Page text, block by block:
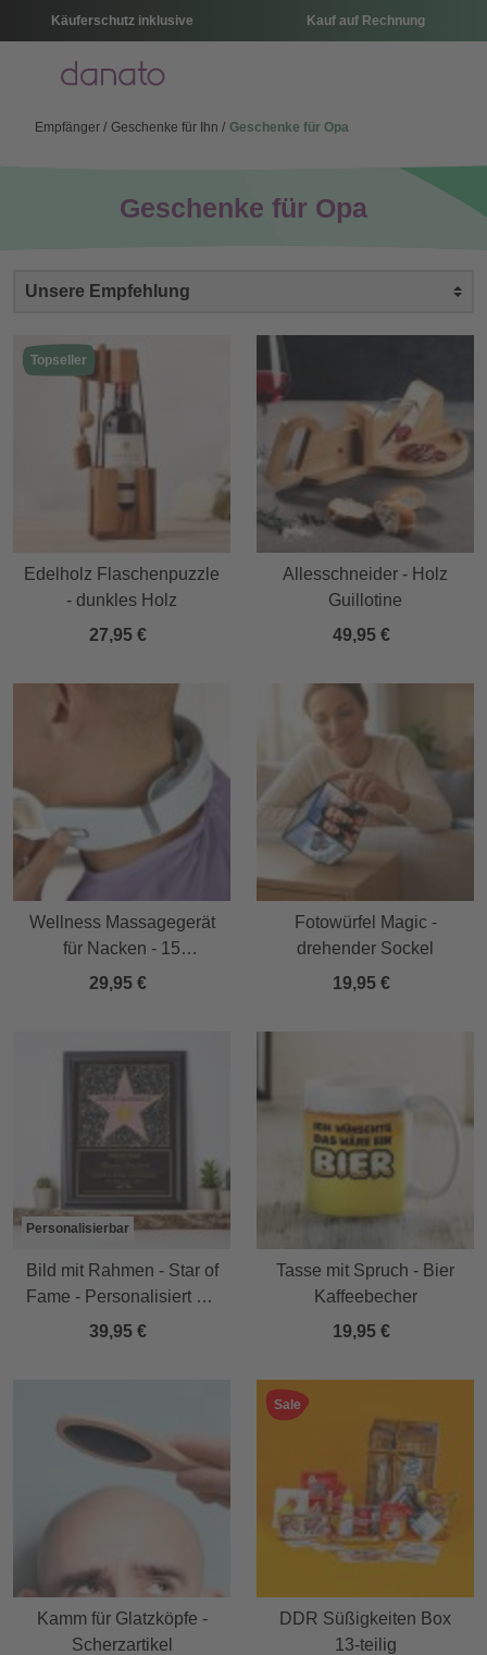
Käuferschutz inklusive Kauf auf Rechnung
Menü
Empfänger Geschenke für Ihn Geschenke für Opa
Geschenke für Opa
Topseller
Edelholz Flaschenpuzzle
- dunkles Holz
27,95 €
Allesschneider - Holz
Guillotine
49,95 €
Wellness Massagegerät
für Nacken - 15
Massagestufen
29,95 €
Fotowürfel Magic -
drehender Sockel
19,95 €
Personalisierbar
Bild mit Rahmen - Star of
Fame - Personalisiert mit
Namen
39,95 €
Tasse mit Spruch - Bier
Kaffeebecher
19,95 €
Kamm für Glatzköpfe -
Scherzartikel
Sale
DDR Süßigkeiten Box
13-teilig